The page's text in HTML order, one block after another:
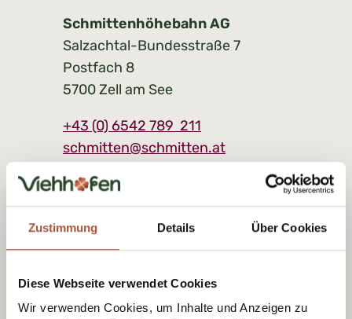
Zustimmung Details Über Cookies
Diese Webseite verwendet Cookies
Wir verwenden Cookies, um Inhalte und Anzeigen zu
Schmittenhöhebahn AG
Salzachtal-Bundesstraße 7
Postfach 8
5700 Zell am See
+43 (0) 6542 789 211
schmitten@schmitten.at